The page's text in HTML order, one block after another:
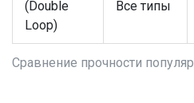
Сравнение прочности
(Double
Loop)
Все типы